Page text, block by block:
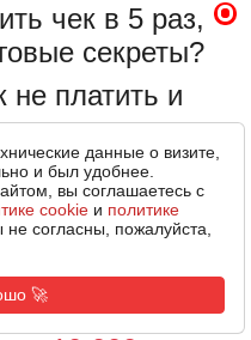
чек в 5 раз,
секреты?
не платить и
рекламы?
данные о визите,
и был удобнее.
вы соглашаетесь с
cookie и политике
не согласны, пожалуйста,
🚀